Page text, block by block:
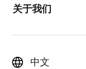
关于我们
中文
类型
经销商